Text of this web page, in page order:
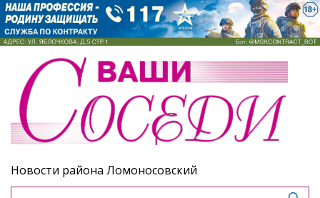
Новости района Ломоносовский